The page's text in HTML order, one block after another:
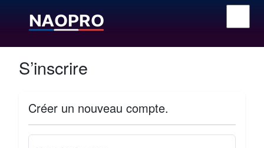
S’inscrire
Créer un nouveau compte.